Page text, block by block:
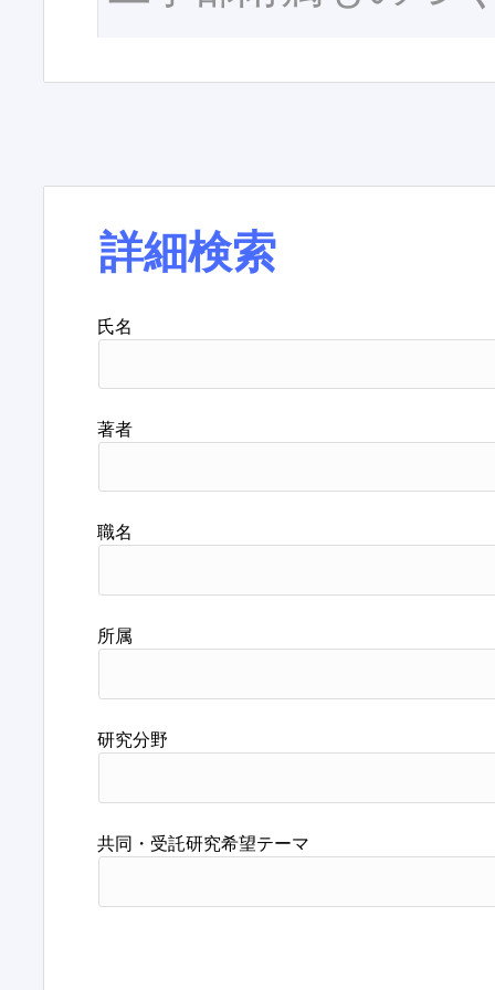
詳細検索
氏名
著者
職名
所属
研究分野
共同・受託研究希望テーマ